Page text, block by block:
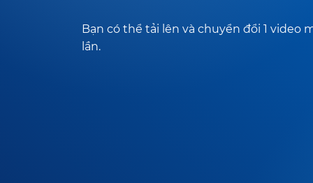
Bạn có thể tải lên và chuyển đổi 1 video
lần.